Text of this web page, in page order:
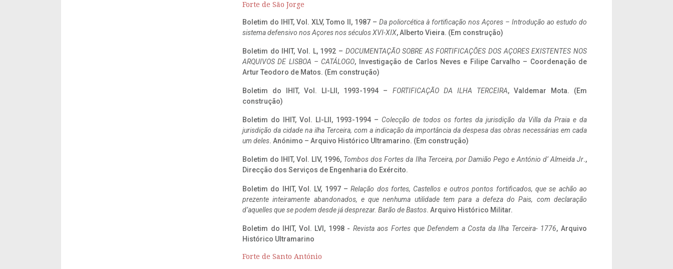
Forte de São Jorge
Boletim do IHIT, Vol. XLV, Tomo II, 1987 – Da poliorcética à fortificação nos Açores – Introdução ao estudo do
sistema defensivo nos Açores nos séculos XVI-XIX, Alberto Vieira. (Em construção)
Boletim do IHIT, Vol. L, 1992 – DOCUMENTAÇÃO SOBRE AS FORTIFICAÇÕES DOS AÇORES EXISTENTES NOS
ARQUIVOS DE LISBOA – CATÁLOGO, Investigação de Carlos Neves e Filipe Carvalho – Coordenação de
Artur Teodoro de Matos. (Em construção)
Boletim do IHIT, Vol. LI-LII, 1993-1994 – FORTIFICAÇÃO DA ILHA TERCEIRA, Valdemar Mota. (Em
construção)
Boletim do IHIT, Vol. LI-LII, 1993-1994 – Colecção de todos os fortes da jurisdição da Villa da Praia e da
jurisdição da cidade na ilha Terceira, com a indicação da importância da despesa das obras necessárias em cada
um deles. Anónimo – Arquivo Histórico Ultramarino. (Em construção)
Boletim do IHIT, Vol. LIV, 1996, Tombos dos Fortes da Ilha Terceira, por Damião Pego e António d’ Almeida Jr.,
Direcção dos Serviços de Engenharia do Exército.
Boletim do IHIT, Vol. LV, 1997 –Relação dos fortes, Castellos e outros pontos fortificados, que se achão ao
prezente inteiramente abandonados, e que nenhuma utilidade tem para a defeza do Pais, com declaração
d’aquelles que se podem desde já desprezar. Barão de Bastos. Arquivo Histórico Militar.
Boletim do IHIT, Vol. LVI, 1998 - Revista aos Fortes que Defendem a Costa da Ilha Terceira- 1776, Arquivo
Histórico Ultramarino
Forte de Santo António